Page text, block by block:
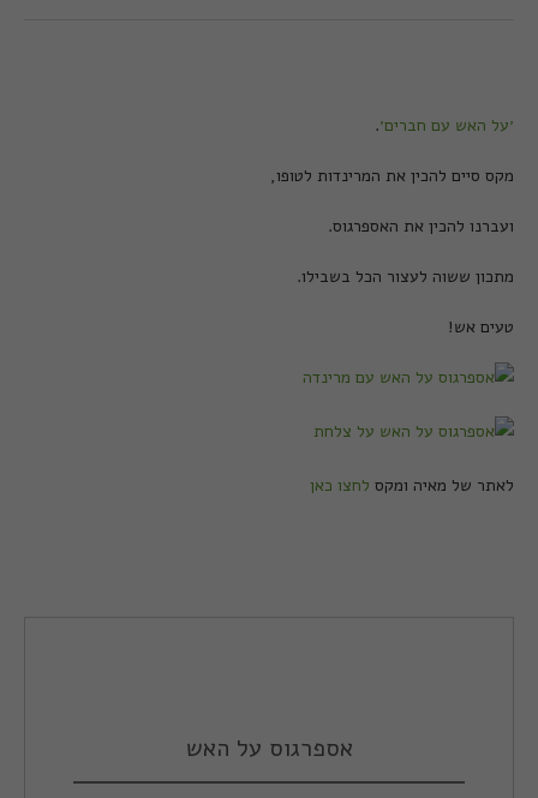
׳על האש עם חברים׳.
מקס סיים להכין את המרינדות לטופו,
ועברנו להכין את האספרגוס.
מתכון ששוה לעצור הכל בשבילו.
טעים אש!
לאתר של מאיה ומקס לחצו כאן
אספרגוס על האש